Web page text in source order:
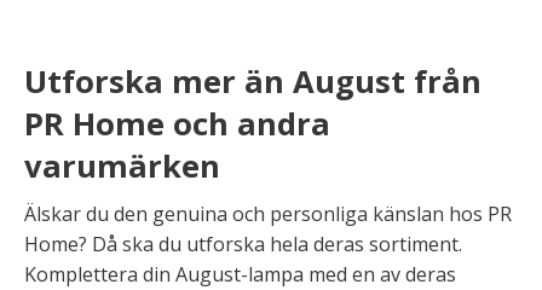
Utforska mer än August från
PR Home och andra
varumärken
Älskar du den genuina och personliga känslan hos PR
Home? Då ska du utforska hela deras sortiment.
Komplettera din August-lampa med en av deras